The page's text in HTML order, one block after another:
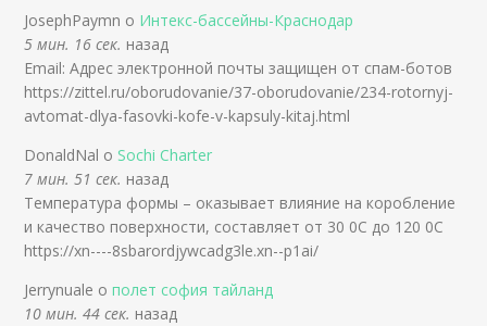
JosephPaymn о Интекс-бассейны-Краснодар
5 мин. 16 сек. назад
Email: Адрес электронной почты защищен от спам-ботов
https://zittel.ru/oborudovanie/37-oborudovanie/234-rotornyj-
avtomat-dlya-fasovki-kofe-v-kapsuly-kitaj.html
DonaldNal о Sochi Charter
7 мин. 51 сек. назад
Температура формы – оказывает влияние на коробление
и качество поверхности, составляет от 30 0С до 120 0С
https://xn----8sbarordjywcadg3le.xn--p1ai/
Jerrynuale ополет софия тайланд
10 мин. 44 сек. назад